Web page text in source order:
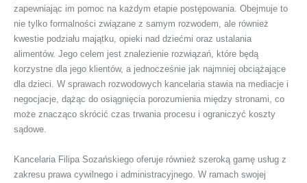
zapewniając im pomoc na każdym etapie postępowania. Obejmuje to
nie tylko formalności związane z samym rozwodem, ale również
kwestie podziału majątku, opieki nad dziećmi oraz ustalania
alimentów. Jego celem jest znalezienie rozwiązań, które będą
korzystne dla jego klientów, a jednocześnie jak najmniej obciążające
dla dzieci. W sprawach rozwodowych kancelaria stawia na mediacje i
negocjacje, dążąc do osiągnięcia porozumienia między stronami, co
może znacząco skrócić czas trwania procesu i ograniczyć koszty
sądowe.
Kancelaria Filipa Sozańskiego oferuje również szeroką gamę usług z
zakresu prawa cywilnego i administracyjnego. W ramach swojej